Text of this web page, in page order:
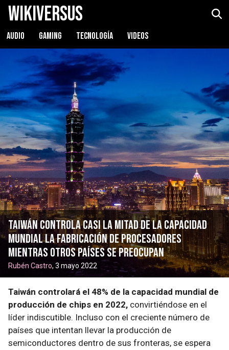
WikiVersus
AUDIO GAMING TECNOLOGÍA VIDEOS
Taiwán controla casi la mitad de la capacidad
mundial la fabricación de procesadores
mientras otros países se preocupan
Rubén Castro, 3 mayo 2022
Taiwán controlará el 48% de la capacidad mundial de
producción de chips en 2022, convirtiéndose en el
líder indiscutible. Incluso con el creciente número de
países que intentan llevar la producción de
semiconductores dentro de sus fronteras, se espera